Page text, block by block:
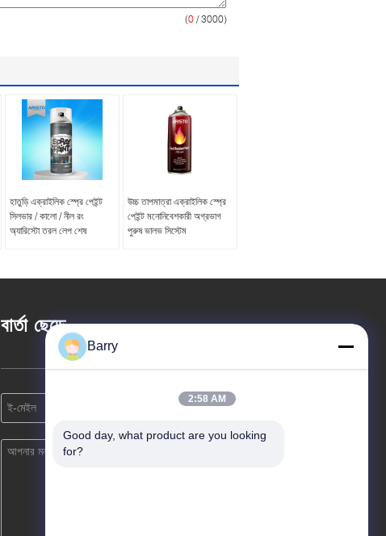
(0 / 3000)
হাতুড়ি এক্রাইলিক স্প্রে পেইন্ট
সিলভার / কালো / নীল রং
অ্যারিস্টো তরল লেপ শেষ
উচ্চ তাপমাত্রা এক্রাইলিক স্প্রে
পেইন্ট মনোনিবেশকারী অগ্রভাগ
পুরুষ ভালভ সিস্টেম
বার্তা ছেড়ে
Barry
2:58 AM
Good day, what product are you looking
for?